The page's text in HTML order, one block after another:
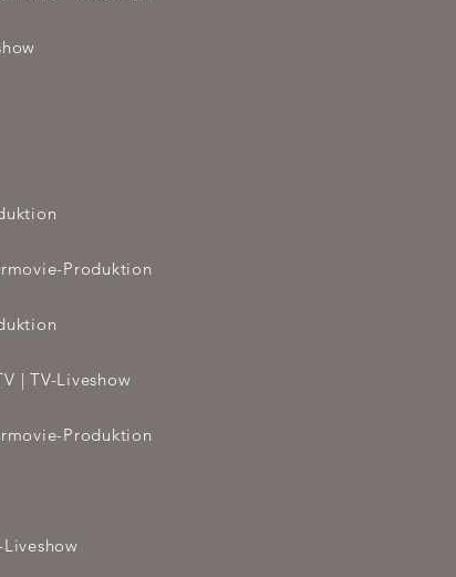
Produktion
| TV-Liveshow
Produktion
Liveshow